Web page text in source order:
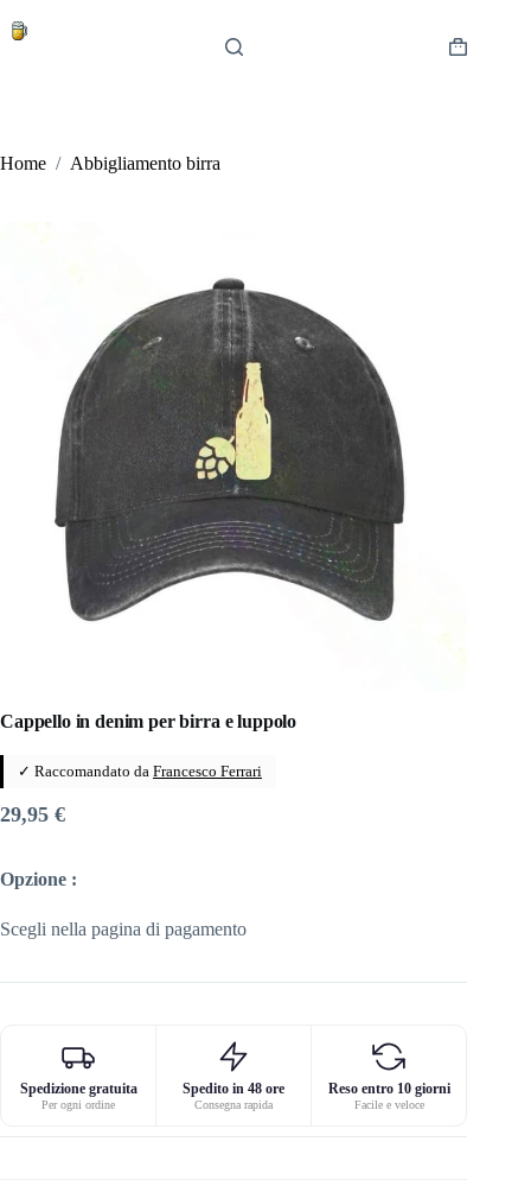
Carrello
Home / Abbigliamento birra
Cappello in denim per birra e luppolo
✓ Raccomandato da Francesco Ferrari
29,95 €
Opzione :
Scegli nella pagina di pagamento
Spedizione gratuita
Per ogni ordine
Spedito in 48 ore
Consegna rapida
Reso entro 10 giorni
Facile e veloce